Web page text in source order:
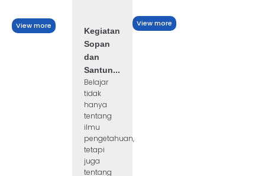
View more
Kegiatan
Sopan
dan
Santun...
Belajar
tidak
hanya
tentang
ilmu
pengetahuan,
tetapi
juga
tentang
View more